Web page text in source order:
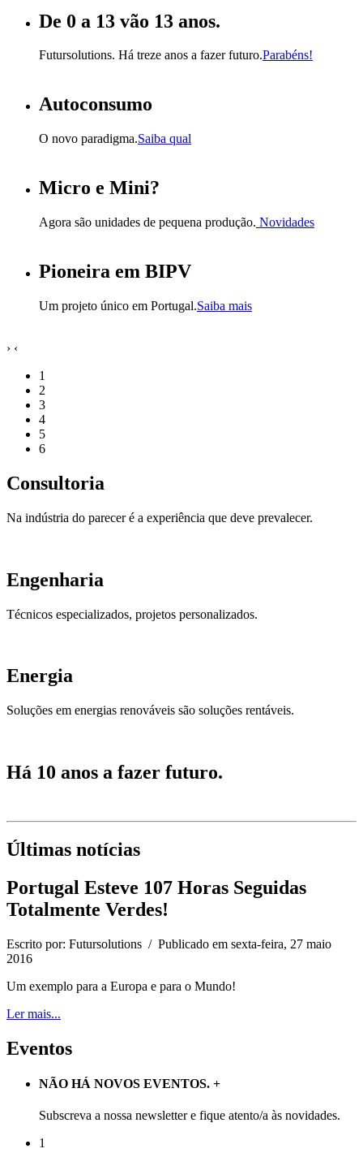
De 0 a 13 vão 13 anos.
Futursolutions. Há treze anos a fazer futuro.Parabéns!
Autoconsumo
O novo paradigma.Saiba qual
Micro e Mini?
Agora são unidades de pequena produção. Novidades
Pioneira em BIPV
Um projeto único em Portugal.Saiba mais
› ‹
1
2
3
4
5
6
Consultoria
Na indústria do parecer é a experiência que deve prevalecer.
Engenharia
Técnicos especializados, projetos personalizados.
Energia
Soluções em energias renováveis são soluções rentáveis.
Há 10 anos a fazer futuro.
Últimas notícias
Portugal Esteve 107 Horas Seguidas
Totalmente Verdes!
Escrito por: Futursolutions / Publicado em sexta-feira, 27 maio
2016
Um exemplo para a Europa e para o Mundo!
Ler mais...
Eventos
NÃO HÁ NOVOS EVENTOS. +
Subscreva a nossa newsletter e fique atento/a às novidades.
1